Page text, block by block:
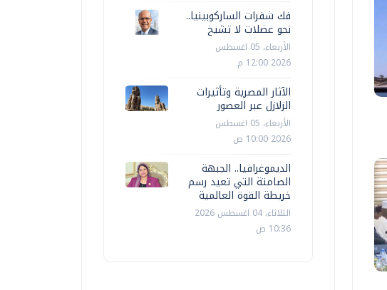
فك شفرات الساركوبينيا..
نحو عضلات لا تشيخ
الأربعاء، 05 اغسطس
2026 12:00 م
الآثار المصرية وتأثيرات
الزلازل عبر العصور
الأربعاء، 05 اغسطس
2026 10:00 ص
الديموغرافيا.. الجبهة
الصامتة التي تعيد رسم
خريطة القوة العالمية
الثلاثاء، 04 اغسطس 2026
10:36 ص